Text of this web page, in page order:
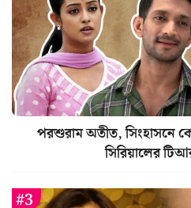
পরশুরাম অতীত, সিংহাসনে
সিরিয়ালের